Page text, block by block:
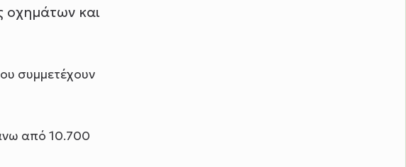
οχημάτων και
συμμετέχουν
από 10.700